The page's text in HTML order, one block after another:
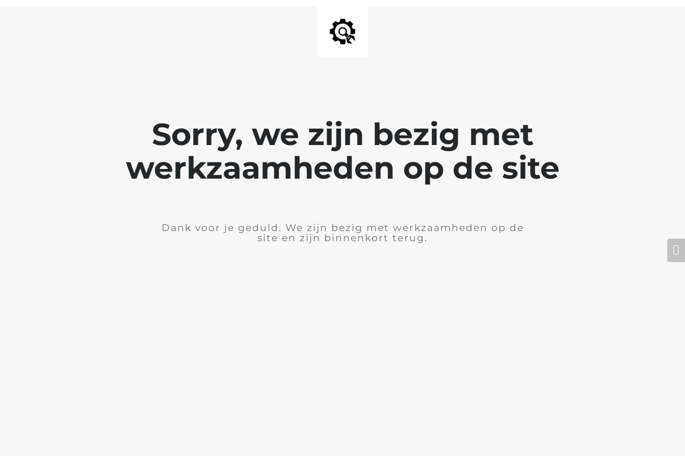
Sorry, we zijn bezig met
werkzaamheden op de site
Dank voor je geduld. We zijn bezig met werkzaamheden op de
site en zijn binnenkort terug.